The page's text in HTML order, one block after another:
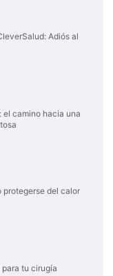
Adiós al
el camino hacia una
protegerse del calor
tu cirugía